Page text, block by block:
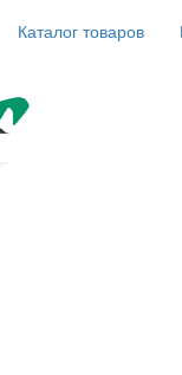
Каталог товаров